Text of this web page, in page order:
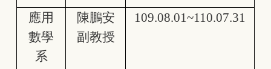
應用
數學
系
陳鵬安
副教授
109.08.01~110.07.31